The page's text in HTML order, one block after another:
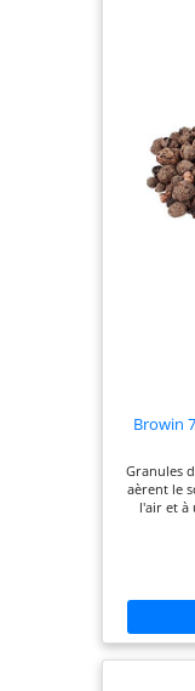
Browin
Granules
aèrent le
l'air et à
résistante
son